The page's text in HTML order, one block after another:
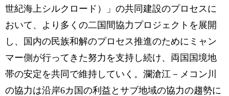
世紀海上シルクロード）」の共同建設のプロセスに
おいて、より多くの二国間協力プロジェクトを展開
し、国内の民族和解のプロセス推進のためにミャン
マー側が行ってきた努力を支持し続け、両国国境地
帯の安定を共同で維持していく。瀾滄江－メコン川
の協力は沿岸6カ国の利益とサブ地域の協力の趨勢に